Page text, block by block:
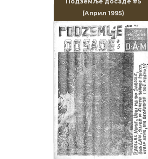
(Април 1995)